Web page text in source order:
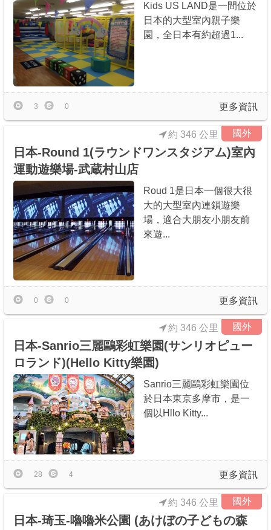
Kids US LAND是一間位於
日本的大型室內親子樂
園，全日本有約超過1...
更多資訊
3 0
國外
日本-Round 1(ラウンドワンスタジアム)室內
運動遊樂場-武蔵村山店
約 346 公里
Roud 1是日本一個很大很
大的大型室內連鎖遊樂
場，適合大朋友小朋友前
來遊...
更多資訊
0 0
國外
日本-Sanrio三麗鷗彩虹樂園(サンリオピュー
ロランド)(Hello Kitty樂園)
約 346 公里
Sanrio三麗鷗彩虹樂園位
於日本東京多摩市，是一
個以Hllo Kitty...
更多資訊
28 4
國外
日本-琦玉-嚕嚕米公園 (あけぼの子どもの森
約 346 公里